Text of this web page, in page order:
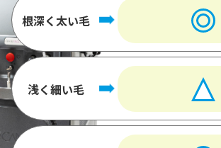
根深く太い毛
浅く細い毛